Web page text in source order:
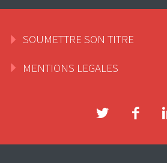
SOUMETTRE SON TITRE
MENTIONS LEGALES